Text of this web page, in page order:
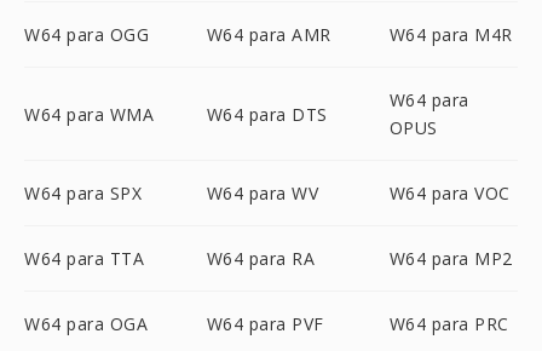
W64 para OGG W64 para AMR W64 para M4R
W64 para WMA W64 para DTS
W64 para
OPUS
W64 para SPX W64 para WV W64 para VOC
W64 para TTA W64 para RA W64 para MP2
W64 para OGA W64 para PVF W64 para PRC